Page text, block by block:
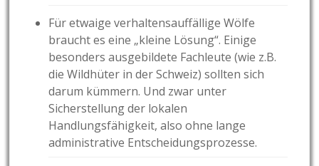
Für etwaige verhaltensauffällige Wölfe
braucht es eine „kleine Lösung“. Einige
besonders ausgebildete Fachleute (wie z.B.
die Wildhüter in der Schweiz) sollten sich
darum kümmern. Und zwar unter
Sicherstellung der lokalen
Handlungsfähigkeit, also ohne lange
administrative Entscheidungsprozesse.